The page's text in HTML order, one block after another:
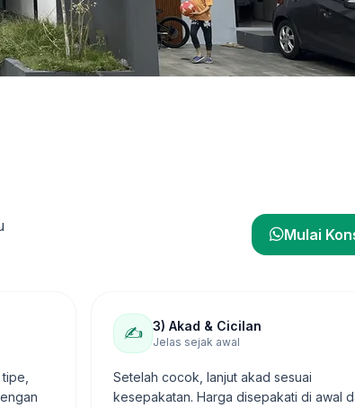
Mulai
✍️ 3) Akad & Cicilan
Jelas sejak awal
Setelah cocok, lanjut akad sesuai
kesepakatan. Harga disepakati di awal